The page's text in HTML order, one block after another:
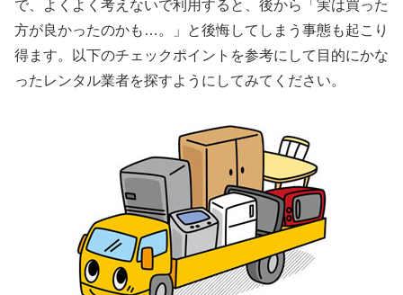
で、よくよく考えないで利用すると、後から「実は買った
方が良かったのかも…。」と後悔してしまう事態も起こり
得ます。以下のチェックポイントを参考にして目的にかな
ったレンタル業者を探すようにしてみてください。